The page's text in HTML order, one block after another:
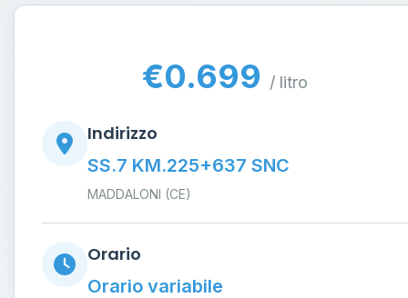
€0.699 / litro
Indirizzo
SS.7 KM.225+637 SNC
MADDALONI (CE)
Orario
Orario variabile